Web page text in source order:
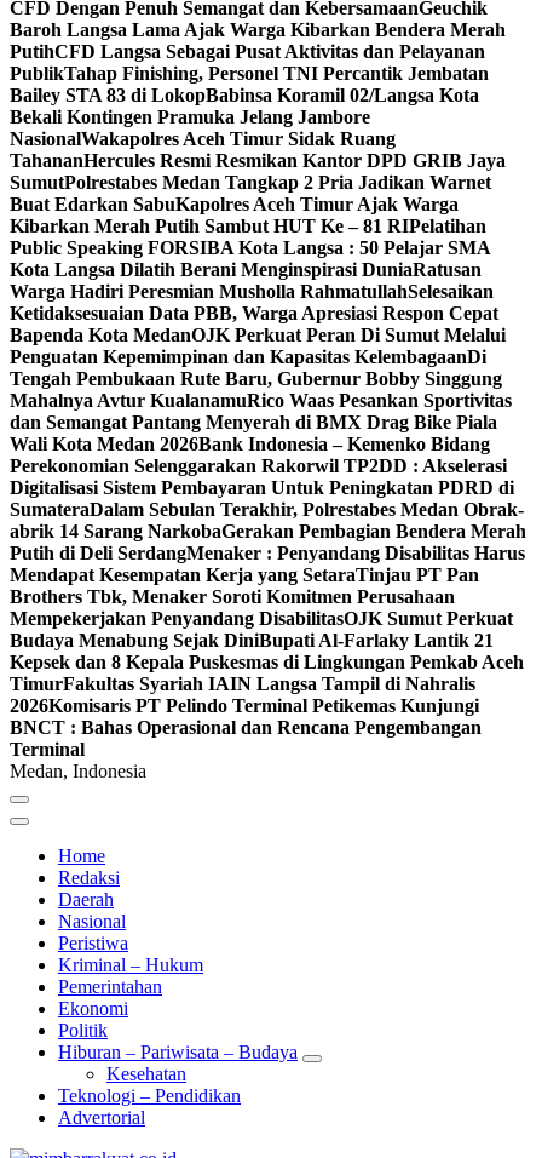
CFD Dengan Penuh Semangat dan KebersamaanGeuchik
Baroh Langsa Lama Ajak Warga Kibarkan Bendera Merah
PutihCFD Langsa Sebagai Pusat Aktivitas dan Pelayanan
PublikTahap Finishing, Personel TNI Percantik Jembatan
Bailey STA 83 di LokopBabinsa Koramil 02/Langsa Kota
Bekali Kontingen Pramuka Jelang Jambore
NasionalWakapolres Aceh Timur Sidak Ruang
TahananHercules Resmi Resmikan Kantor DPD GRIB Jaya
SumutPolrestabes Medan Tangkap 2 Pria Jadikan Warnet
Buat Edarkan SabuKapolres Aceh Timur Ajak Warga
Kibarkan Merah Putih Sambut HUT Ke – 81 RIPelatihan
Public Speaking FORSIBA Kota Langsa : 50 Pelajar SMA
Kota Langsa Dilatih Berani Menginspirasi DuniaRatusan
Warga Hadiri Peresmian Musholla RahmatullahSelesaikan
Ketidaksesuaian Data PBB, Warga Apresiasi Respon Cepat
Bapenda Kota MedanOJK Perkuat Peran Di Sumut Melalui
Penguatan Kepemimpinan dan Kapasitas KelembagaanDi
Tengah Pembukaan Rute Baru, Gubernur Bobby Singgung
Mahalnya Avtur KualanamuRico Waas Pesankan Sportivitas
dan Semangat Pantang Menyerah di BMX Drag Bike Piala
Wali Kota Medan 2026Bank Indonesia – Kemenko Bidang
Perekonomian Selenggarakan Rakorwil TP2DD : Akselerasi
Digitalisasi Sistem Pembayaran Untuk Peningkatan PDRD di
SumateraDalam Sebulan Terakhir, Polrestabes Medan Obrak-
abrik 14 Sarang NarkobaGerakan Pembagian Bendera Merah
Putih di Deli SerdangMenaker : Penyandang Disabilitas Harus
Mendapat Kesempatan Kerja yang SetaraTinjau PT Pan
Brothers Tbk, Menaker Soroti Komitmen Perusahaan
Mempekerjakan Penyandang DisabilitasOJK Sumut Perkuat
Budaya Menabung Sejak DiniBupati Al-Farlaky Lantik 21
Kepsek dan 8 Kepala Puskesmas di Lingkungan Pemkab Aceh
TimurFakultas Syariah IAIN Langsa Tampil di Nahralis
2026Komisaris PT Pelindo Terminal Petikemas Kunjungi
BNCT : Bahas Operasional dan Rencana Pengembangan
Terminal
Medan, Indonesia
Home
Redaksi
Daerah
Nasional
Peristiwa
Kriminal – Hukum
Pemerintahan
Ekonomi
Politik
Hiburan – Pariwisata – Budaya
Kesehatan
Teknologi – Pendidikan
Advertorial